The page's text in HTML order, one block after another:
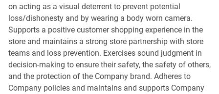
on acting as a visual deterrent to prevent potential
loss/dishonesty and by wearing a body worn camera.
Supports a positive customer shopping experience in the
store and maintains a strong store partnership with store
teams and loss prevention. Exercises sound judgment in
decision-making to ensure their safety, the safety of others,
and the protection of the Company brand. Adheres to
Company policies and maintains and supports Company